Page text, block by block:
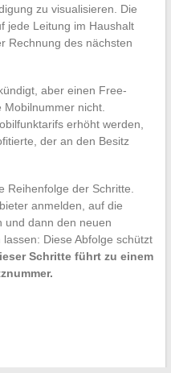
zu visualisieren. Die
jede Leitung im Haushalt
Rechnung des nächsten
aber einen Free-
Mobilnummer nicht.
erhöht werden,
der an den Besitz
Reihenfolge der Schritte.
anmelden, auf die
und dann den neuen
Diese Abfolge schützt
Schritte führt zu einem